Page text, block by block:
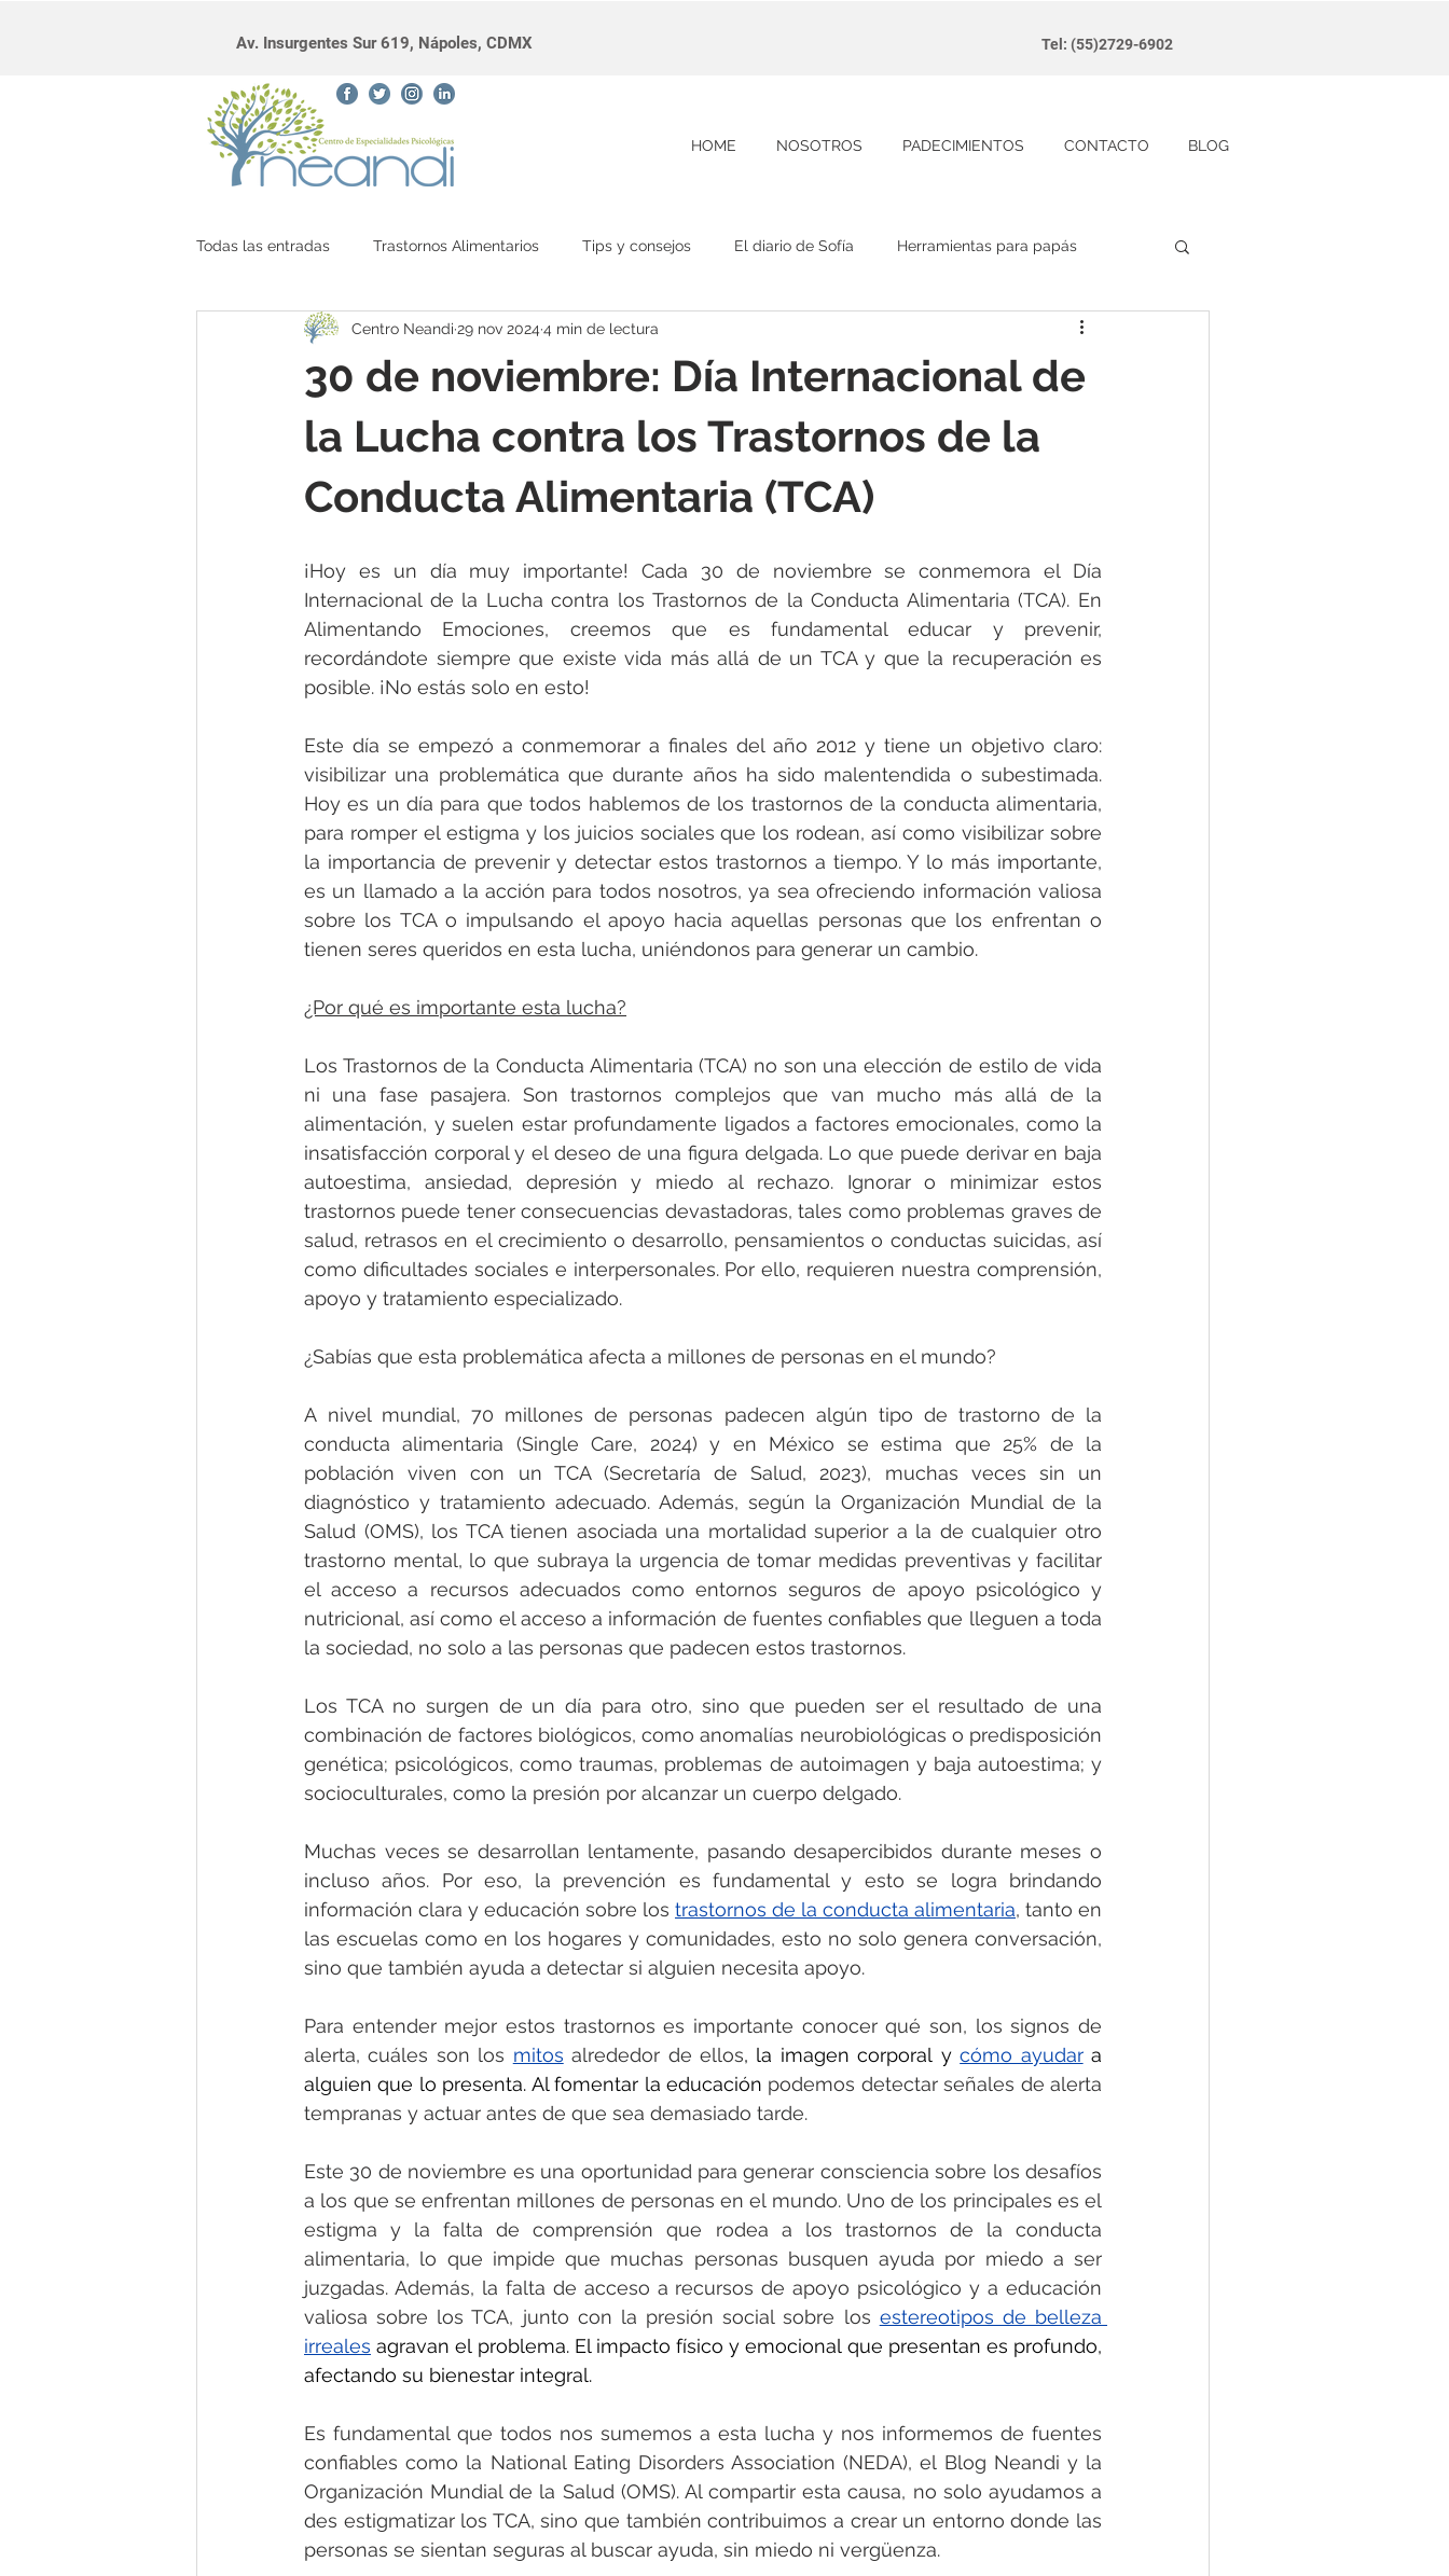
Av. Insurgentes Sur 619, Nápoles, CDMX Tel: (55)2729-6902
HOME NOSOTROS PADECIMIENTOS CONTACTO BLOG
Todas las entradas Trastornos Alimentarios Tips y consejos El diario de Sofía Herramientas para papás
diálogo interno
30 de noviembre: Día Internacional de
la Lucha contra los Trastornos de la
Conducta Alimentaria (TCA)
Centro Neandi 29 nov 2024 4 min de lectura
¡Hoy es un día muy importante! Cada 30 de noviembre se conmemora el Día
Internacional de la Lucha contra los Trastornos de la Conducta Alimentaria (TCA). En
Alimentando Emociones, creemos que es fundamental educar y prevenir,
recordándote siempre que existe vida más allá de un TCA y que la recuperación es
posible. ¡No estás solo en esto!
Este día se empezó a conmemorar a finales del año 2012 y tiene un objetivo claro:
visibilizar una problemática que durante años ha sido malentendida o subestimada.
Hoy es un día para que todos hablemos de los trastornos de la conducta alimentaria,
para romper el estigma y los juicios sociales que los rodean, así como visibilizar sobre
la importancia de prevenir y detectar estos trastornos a tiempo. Y lo más importante,
es un llamado a la acción para todos nosotros, ya sea ofreciendo información valiosa
sobre los TCA o impulsando el apoyo hacia aquellas personas que los enfrentan o
tienen seres queridos en esta lucha, uniéndonos para generar un cambio.
¿Por qué es importante esta lucha?
Los Trastornos de la Conducta Alimentaria (TCA) no son una elección de estilo de vida
ni una fase pasajera. Son trastornos complejos que van mucho más allá de la
alimentación, y suelen estar profundamente ligados a factores emocionales, como la
insatisfacción corporal y el deseo de una figura delgada. Lo que puede derivar en baja
autoestima, ansiedad, depresión y miedo al rechazo. Ignorar o minimizar estos
trastornos puede tener consecuencias devastadoras, tales como problemas graves de
salud, retrasos en el crecimiento o desarrollo, pensamientos o conductas suicidas, así
como dificultades sociales e interpersonales. Por ello, requieren nuestra comprensión,
apoyo y tratamiento especializado.
¿Sabías que esta problemática afecta a millones de personas en el mundo?
A nivel mundial, 70 millones de personas padecen algún tipo de trastorno de la
conducta alimentaria (Single Care, 2024) y en México se estima que 25% de la
población viven con un TCA (Secretaría de Salud, 2023), muchas veces sin un
diagnóstico y tratamiento adecuado. Además, según la Organización Mundial de la
Salud (OMS), los TCA tienen asociada una mortalidad superior a la de cualquier otro
trastorno mental, lo que subraya la urgencia de tomar medidas preventivas y facilitar
el acceso a recursos adecuados como entornos seguros de apoyo psicológico y
nutricional, así como el acceso a información de fuentes confiables que lleguen a toda
la sociedad, no solo a las personas que padecen estos trastornos.
Los TCA no surgen de un día para otro, sino que pueden ser el resultado de una
combinación de factores biológicos, como anomalías neurobiológicas o predisposición
genética; psicológicos, como traumas, problemas de autoimagen y baja autoestima; y
socioculturales, como la presión por alcanzar un cuerpo delgado.
Muchas veces se desarrollan lentamente, pasando desapercibidos durante meses o
incluso años. Por eso, la prevención es fundamental y esto se logra brindando
información clara y educación sobre los trastornos de la conducta alimentaria, tanto en
las escuelas como en los hogares y comunidades, esto no solo genera conversación,
sino que también ayuda a detectar si alguien necesita apoyo.
Para entender mejor estos trastornos es importante conocer qué son, los signos de
alerta, cuáles son los mitos alrededor de ellos, la imagen corporal y cómo ayudar a
alguien que lo presenta. Al fomentar la educación podemos detectar señales de alerta
tempranas y actuar antes de que sea demasiado tarde.
Este 30 de noviembre es una oportunidad para generar consciencia sobre los desafíos
a los que se enfrentan millones de personas en el mundo. Uno de los principales es el
estigma y la falta de comprensión que rodea a los trastornos de la conducta
alimentaria, lo que impide que muchas personas busquen ayuda por miedo a ser
juzgadas. Además, la falta de acceso a recursos de apoyo psicológico y a educación
valiosa sobre los TCA, junto con la presión social sobre los estereotipos de belleza
irreales agravan el problema. El impacto físico y emocional que presentan es profundo,
afectando su bienestar integral.
Es fundamental que todos nos sumemos a esta lucha y nos informemos de fuentes
confiables como la National Eating Disorders Association (NEDA), el Blog Neandi y la
Organización Mundial de la Salud (OMS). Al compartir esta causa, no solo ayudamos a
des estigmatizar los TCA, sino que también contribuimos a crear un entorno donde las
personas se sientan seguras al buscar ayuda, sin miedo ni vergüenza.